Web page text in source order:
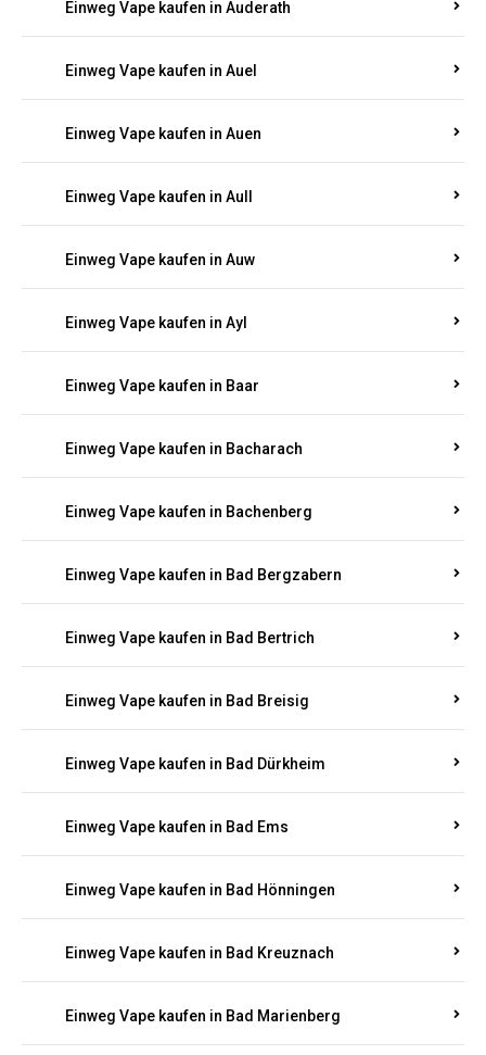
Einweg Vape kaufen in Auderath
Einweg Vape kaufen in Auel
Einweg Vape kaufen in Auen
Einweg Vape kaufen in Aull
Einweg Vape kaufen in Auw
Einweg Vape kaufen in Ayl
Einweg Vape kaufen in Baar
Einweg Vape kaufen in Bacharach
Einweg Vape kaufen in Bachenberg
Einweg Vape kaufen in Bad Bergzabern
Einweg Vape kaufen in Bad Bertrich
Einweg Vape kaufen in Bad Breisig
Einweg Vape kaufen in Bad Dürkheim
Einweg Vape kaufen in Bad Ems
Einweg Vape kaufen in Bad Hönningen
Einweg Vape kaufen in Bad Kreuznach
Einweg Vape kaufen in Bad Marienberg